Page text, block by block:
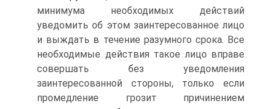
минимума необходимых действий
уведомить об этом заинтересованное лицо
и выждать в течение разумного срока. Все
необходимые действия такое лицо вправе
совершать без уведомления
заинтересованной стороны, только если
промедление грозит причинением